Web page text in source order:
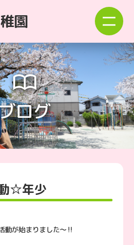
園
ログ
☆年少
動が始まりました〜‼︎